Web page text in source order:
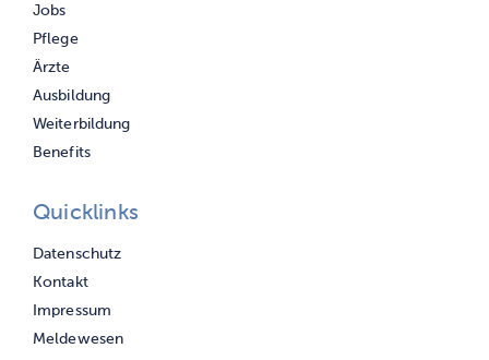
Navigation
überspringen
Jobs
Pflege
Ärzte
Ausbildung
Weiterbildung
Benefits
Quicklinks
Navigation
überspringen
Datenschutz
Kontakt
Impressum
Meldewesen